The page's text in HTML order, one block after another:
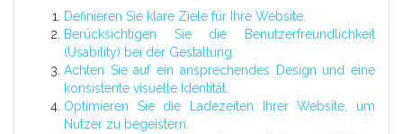
Definieren Sie klare Ziele für Ihre Website.
Berücksichtigen Sie die Benutzerfreundlichkeit
(Usability) bei der Gestaltung.
Achten Sie auf ein ansprechendes Design und eine
konsistente visuelle Identität.
Optimieren Sie die Ladezeiten Ihrer Website, um
Nutzer zu begeistern.